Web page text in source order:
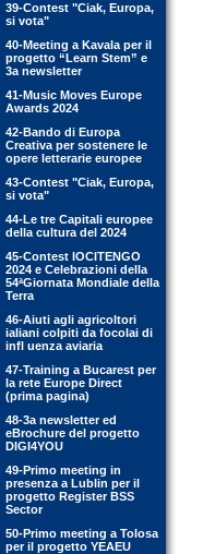
39-Contest "Ciak, Europa,
si vota"
40-Meeting a Kavala per il
progetto “Learn Stem” e
3a newsletter
41-Music Moves Europe
Awards 2024
42-Bando di Europa
Creativa per sostenere le
opere letterarie europee
43-Contest "Ciak, Europa,
si vota"
44-Le tre Capitali europee
della cultura del 2024
45-Contest IOCITENGO
2024 e Celebrazioni della
54ªGiornata Mondiale della
Terra
46-Aiuti agli agricoltori
ialiani colpiti da focolai di
infl uenza aviaria
47-Training a Bucarest per
la rete Europe Direct
(prima pagina)
48-3a newsletter ed
eBrochure del progetto
DIGI4YOU
49-Primo meeting in
presenza a Lublin per il
progetto Register BSS
Sector
50-Primo meeting a Tolosa
per il progetto YEAEU